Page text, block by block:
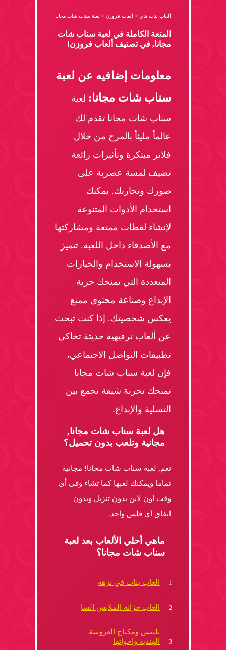
ألعاب بنات هاي > ألعاب فروزن > لعبة سناب شات مجانا
المتعة الكاملة في لعبة سناب شات
مجانا, في تصنيف ألعاب فروزن!
معلومات إضافيه عن لعبة
سناب شات مجانا: لعبة
سناب شات مجانا تقدم لك
عالماً مليئاً بالمرح من خلال
فلاتر مبتكرة وتأثيرات رائعة
تضيف لمسة عصرية على
صورك وتجاربك. يمكنك
استخدام الأدوات المتنوعة
لإنشاء لقطات ممتعة ومشاركتها
مع الأصدقاء داخل اللعبة. تتميز
بسهولة الاستخدام والخيارات
المتعددة التي تمنحك حرية
الإبداع وصناعة محتوى ممتع
يعكس شخصيتك. إذا كنت تبحث
عن ألعاب ترفيهية حديثة تحاكي
تطبيقات التواصل الاجتماعي،
فإن لعبة سناب شات مجانا
تمنحك تجربة شيقة تجمع بين
التسلية والإبداع.
هل لعبة سناب شات مجانا,
مجانية وتلعب بدون تحميل؟
نعم, لعبة سناب شات مجانا! مجانية
تماما ويمكنك لعبها كما تشاء وفى أى
وقت اون لاين بدون تنزيل وبدون
انفاق أي فلس واحد.
ماهي أحلي الألعاب بعد لعبة
سناب شات مجانا؟
العاب بنات في نزهه
العاب خزانة الملابس السا
تلبيس ومكياج العروسة
الهندية واخواتها